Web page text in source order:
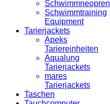
Schwimmneopren
Schwimmtraining
Equipment
Tarierjackets
Apeks
Tariereinheiten
Aqualung
Tarierjackets
mares
Tarierjackets
Taschen